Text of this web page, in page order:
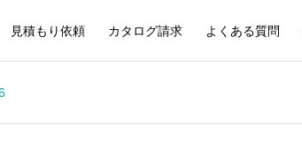
見積もり依頼 カタログ請求 よくある質問